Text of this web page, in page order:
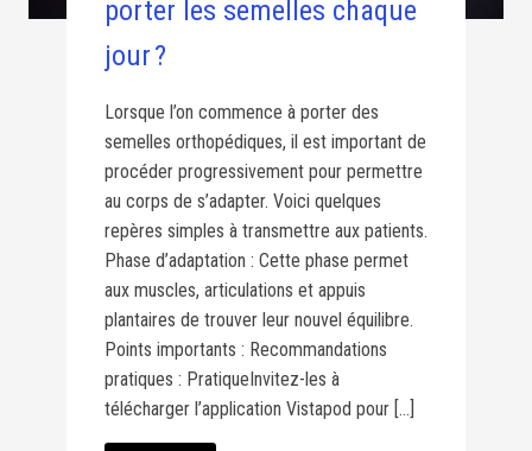
porter les semelles chaque
jour ?
Lorsque l’on commence à porter des
semelles orthopédiques, il est important de
procéder progressivement pour permettre
au corps de s’adapter. Voici quelques
repères simples à transmettre aux patients.
Phase d’adaptation : Cette phase permet
aux muscles, articulations et appuis
plantaires de trouver leur nouvel équilibre.
Points importants : Recommandations
pratiques : PratiqueInvitez-les à
télécharger l’application Vistapod pour […]